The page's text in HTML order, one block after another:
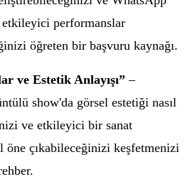
etkileyici performanslar
öğreten bir başvuru kaynağı.
ve Estetik Anlayışı” –
show'da görsel estetiği nasıl
ve etkileyici bir sanat
öne çıkabileceğinizi keşfetmenizi